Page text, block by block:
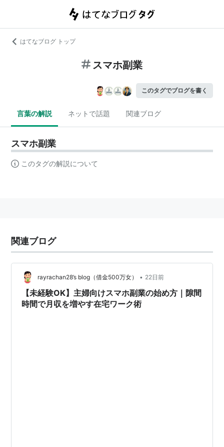
はてなブログ トップ
スマホ副業
このタグでブログを書く
言葉の解説 ネットで話題 関連ブログ
スマホ副業
このタグの解説について
関連ブログ
rayrachan28’s blog（借金500万女） • 22日前
【未経験OK】主婦向けスマホ副業の始め方｜隙間
時間で月収を増やす在宅ワーク術